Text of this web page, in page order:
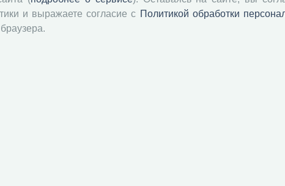
и выражаете согласие с Политикой обработки